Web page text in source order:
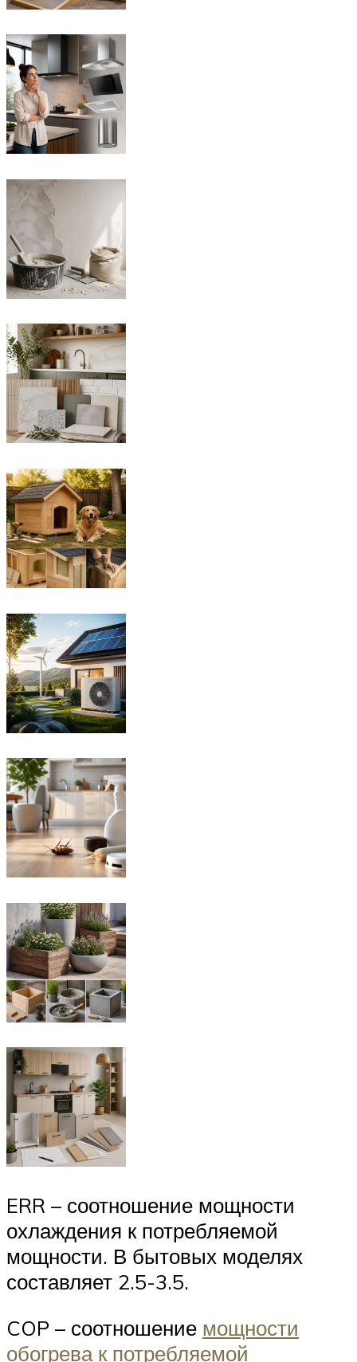
ERR – соотношение мощности
охлаждения к потребляемой
мощности. В бытовых моделях
составляет 2.5-3.5.
COP – соотношение мощности
обогрева к потребляемой